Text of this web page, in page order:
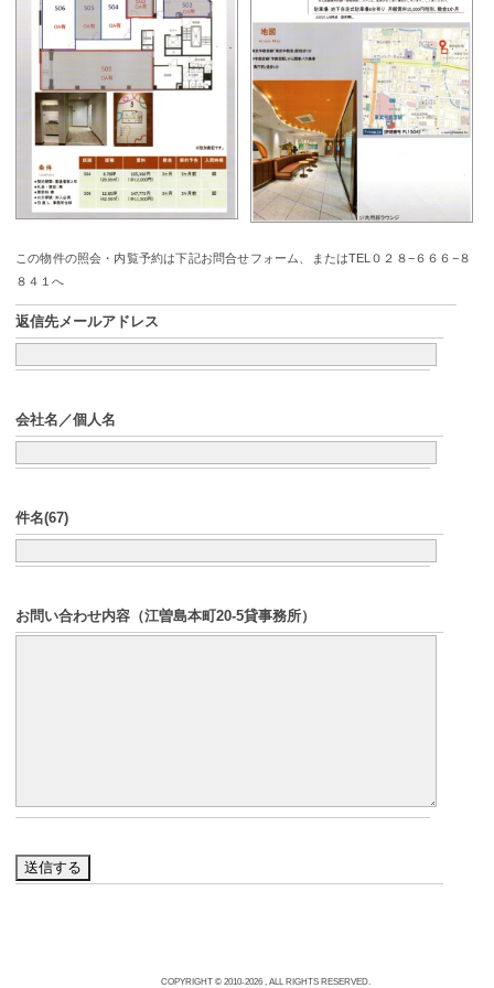
この物件の照会・内覧予約は下記お問合せフォーム、またはTEL０２８−６６６−８
８４１へ
返信先メールアドレス
会社名／個人名
件名(67)
お問い合わせ内容（江曽島本町20-5貸事務所）
送信する
COPYRIGHT © 2010-2026 , ALL RIGHTS RESERVED.